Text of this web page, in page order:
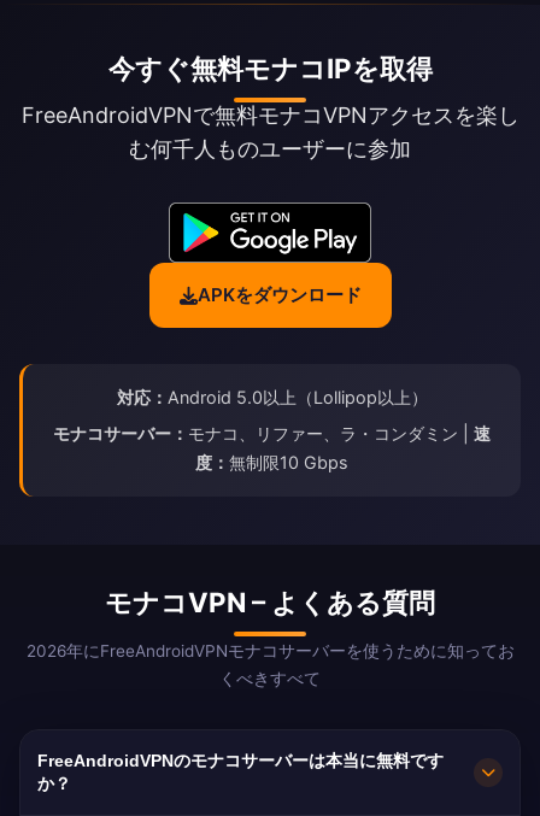
今すぐ無料モナコIPを取得
FreeAndroidVPNで無料モナコVPNアクセスを楽し
む何千人ものユーザーに参加
APKをダウンロード
対応： Android 5.0以上（Lollipop以上）
モナコサーバー： モナコ、リファー、ラ・コンダミン | 速
度： 無制限10 Gbps
モナコVPN – よくある質問
2026年にFreeAndroidVPNモナコサーバーを使うために知ってお
くべきすべて
FreeAndroidVPNのモナコサーバーは本当に無料です
か？